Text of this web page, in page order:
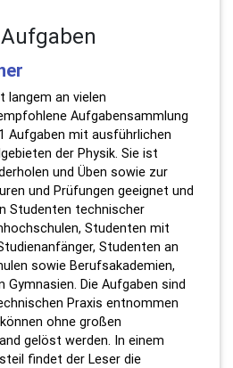
langem an vielen
Aufgabensammlung
Aufgaben mit ausführlichen
der Physik. Sie ist
und Üben sowie zur
und Prüfungen geeignet und
Studenten technischer
Studenten mit
Studenten an
sowie Berufsakademien,
Gymnasien. Die Aufgaben sind
Praxis entnommen
ohne großen
gelöst werden. In einem
findet der Leser die